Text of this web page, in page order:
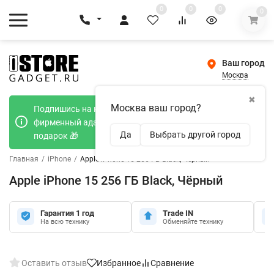
0 0 0 0
Ваш город
Москва
✖
Москва ваш город?
Да Выбрать другой город
Подпишись на наш телеграмм канал и получи
фирменный адаптер Type-C 20W при покупке в
подарок 🎁
Главная / iPhone / Apple iPhone 15 256 ГБ Black, Чёрный
Apple iPhone 15 256 ГБ Black, Чёрный
Гарантия 1 год
На всю технику
Trade IN
Обменяйте технику
Оставить отзыв Избранное Сравнение